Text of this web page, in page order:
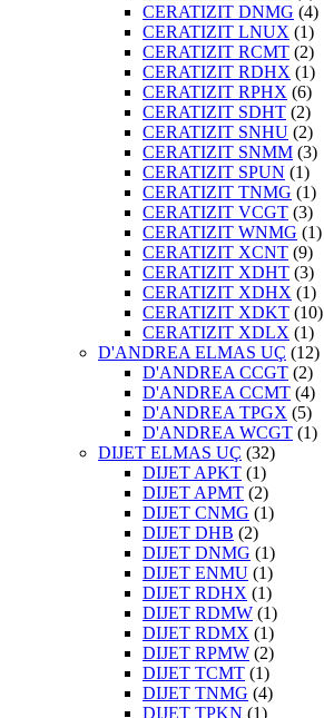
CERATIZIT DNMG (4)
CERATIZIT LNUX (1)
CERATIZIT RCMT (2)
CERATIZIT RDHX (1)
CERATIZIT RPHX (6)
CERATIZIT SDHT (2)
CERATIZIT SNHU (2)
CERATIZIT SNMM (3)
CERATIZIT SPUN (1)
CERATIZIT TNMG (1)
CERATIZIT VCGT (3)
CERATIZIT WNMG (1)
CERATIZIT XCNT (9)
CERATIZIT XDHT (3)
CERATIZIT XDHX (1)
CERATIZIT XDKT (10)
CERATIZIT XDLX (1)
D'ANDREA ELMAS UÇ (12)
D'ANDREA CCGT (2)
D'ANDREA CCMT (4)
D'ANDREA TPGX (5)
D'ANDREA WCGT (1)
DIJET ELMAS UÇ (32)
DIJET APKT (1)
DIJET APMT (2)
DIJET CNMG (1)
DIJET DHB (2)
DIJET DNMG (1)
DIJET ENMU (1)
DIJET RDHX (1)
DIJET RDMW (1)
DIJET RDMX (1)
DIJET RPMW (2)
DIJET TCMT (1)
DIJET TNMG (4)
DIJET TPKN (1)